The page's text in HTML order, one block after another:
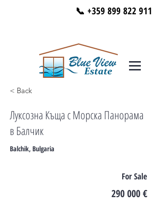
📞 +359 899 822 911
< Back
Луксозна Къща с Морска Панорама
в Балчик
Balchik, Bulgaria
For Sale
290 000 €